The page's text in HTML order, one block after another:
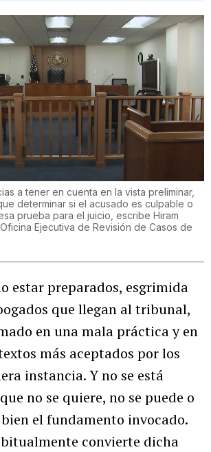
a tener en cuenta en la vista preliminar,
determinar si el acusado es culpable o
prueba para el juicio, escribe Hiram
Oficina Ejecutiva de Revisión de Casos de
estar preparados, esgrimida
que llegan al tribunal,
en una mala práctica y en
más aceptados por los
instancia. Y no se está
no se quiere, no se puede o
el fundamento invocado.
convierte dicha